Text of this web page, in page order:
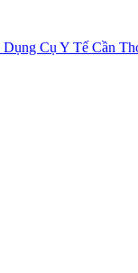
Dụng Cụ Y Tế Cần